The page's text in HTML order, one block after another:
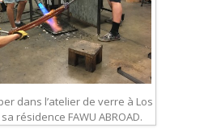
dans l’atelier de verre à Los
résidence FAWU ABROAD.